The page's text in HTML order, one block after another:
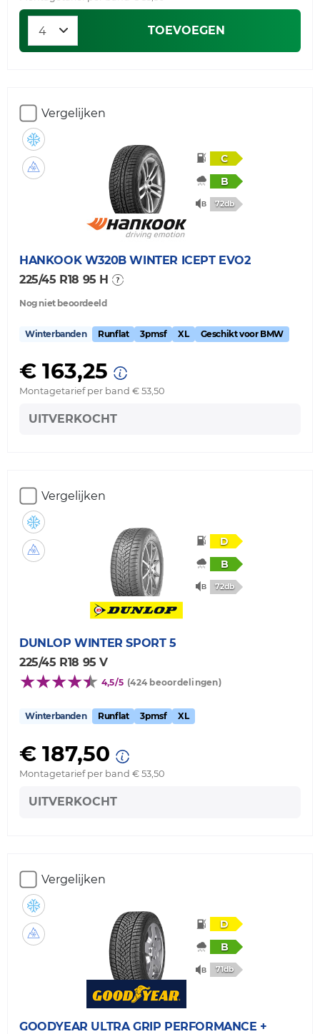
TOEVOEGEN
Vergelijken
C
B
72db
HANKOOK W320B WINTER ICEPT EVO2
225/45 R18 95 H
Nog niet beoordeeld
Winterbanden Runflat 3pmsf XL Geschikt voor BMW
€ 163,25
Montagetarief per band € 53,50
UITVERKOCHT
Vergelijken
D
B
72db
DUNLOP WINTER SPORT 5
225/45 R18 95 V
4,5/5 (424 beoordelingen)
Winterbanden Runflat 3pmsf XL
€ 187,50
Montagetarief per band € 53,50
UITVERKOCHT
Vergelijken
D
B
71db
GOODYEAR ULTRA GRIP PERFORMANCE +